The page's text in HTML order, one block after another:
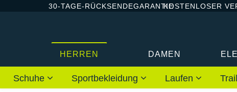
30-TAGE-RÜCKSENDEGARANTIEKOSTENLOSER
HERREN DAMEN
Schuhe Sportbekleidung Laufen